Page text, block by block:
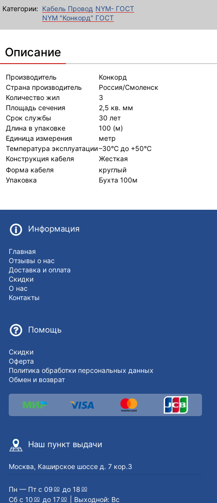
Категории: Кабель Провод NYM- ГОСТ
NYM "Конкорд" ГОСТ
Описание
Производитель
Конкорд
Страна производитель
Россия/Смоленск
Количество жил
3
Площадь сечения
2,5 кв. мм
Срок службы
30 лет
Длина в упаковке
100 (м)
Единица измерения
метр
Температура эксплуатации–30°С до +50°С
Конструкция кабеля
Жесткая
Форма кабеля
круглый
Упаковка
Бухта 100м
Информация
Главная
Отзывы о нас
Доставка и оплата
Скидки
О нас
Контакты
Помощь
Скидки
Оферта
Политика обработки персональных данных
Обмен и возврат
Наш пункт выдачи
Москва, Каширское шоссе д. 7 кор.3
Пн — Пт с 09 00 до 18 00
Сб с 10 00 до 1700 | Выходной: Вс